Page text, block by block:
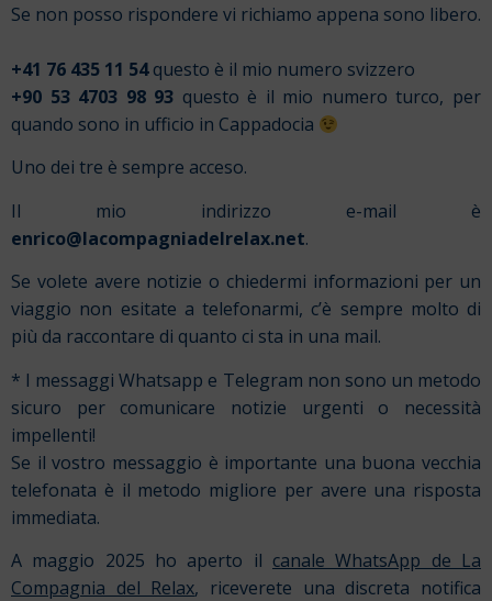
Se non posso rispondere vi richiamo appena sono libero.
+41 76 435 11 54questo è il mio numero svizzero
+90 53 4703 98 93 questo è il mio numero turco, per
quando sono in ufficio in Cappadocia
Uno dei tre è sempre acceso.
Il mio indirizzo e-mail è
enrico@lacompagniadelrelax.net.
Se volete avere notizie o chiedermi informazioni per un
viaggio non esitate a telefonarmi, c’è sempre molto di
più da raccontare di quanto ci sta in una mail.
* I messaggi Whatsapp e Telegram non sono un metodo
sicuro per comunicare notizie urgenti o necessità
impellenti!
Se il vostro messaggio è importante una buona vecchia
telefonata è il metodo migliore per avere una risposta
immediata.
A maggio 2025 ho aperto il canale WhatsApp de La
Compagnia del Relax, riceverete una discreta notifica